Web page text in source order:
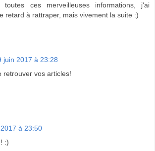
toutes ces merveilleuses informations, j'ai
retard à rattraper, mais vivement la suite :)
juin 2017 à 23:28
retrouver vos articles!
à 23:50
:)